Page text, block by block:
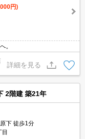
円)
。
詳細を見る
2階建 築21年
下 徒歩1分